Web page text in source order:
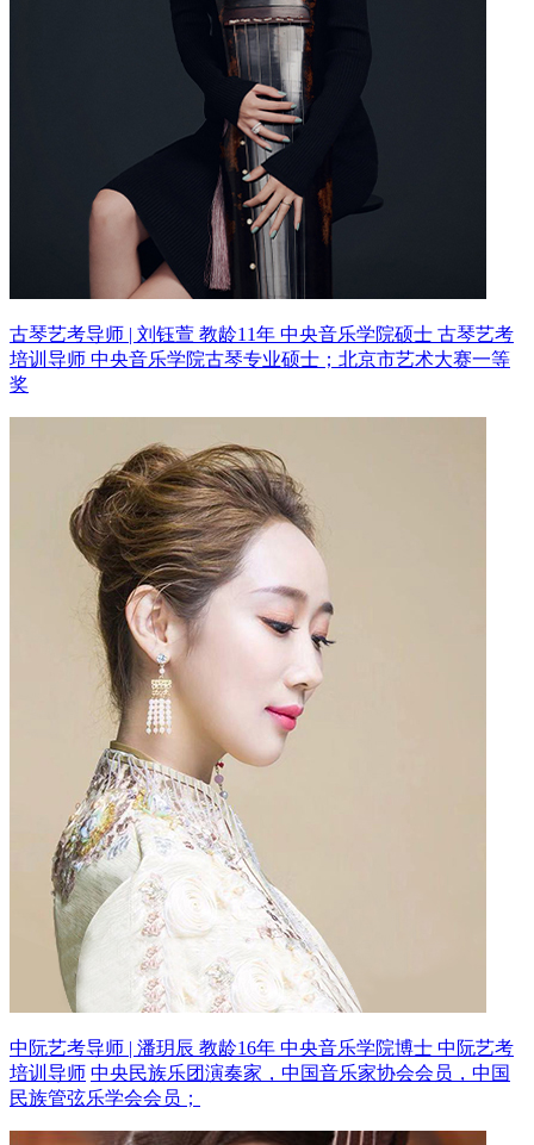
古琴艺考导师 | 刘钰萱 教龄11年 中央音乐学院硕士 古琴艺考
培训导师 中央音乐学院古琴专业硕士；北京市艺术大赛一等
奖
中阮艺考导师 | 潘玥辰 教龄16年 中央音乐学院博士 中阮艺考
培训导师 中央民族乐团演奏家，中国音乐家协会会员，中国
民族管弦乐学会会员；